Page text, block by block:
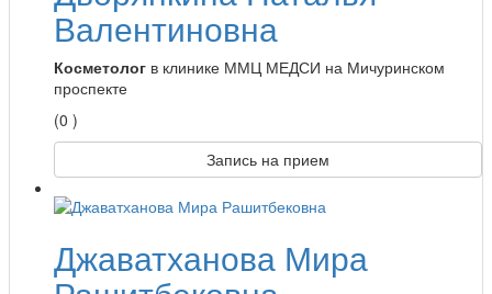
Валентиновна
Косметолог в клинике ММЦ МЕДСИ на Мичуринском
проспекте
(0 )
Запись на прием
Джаватханова Мира